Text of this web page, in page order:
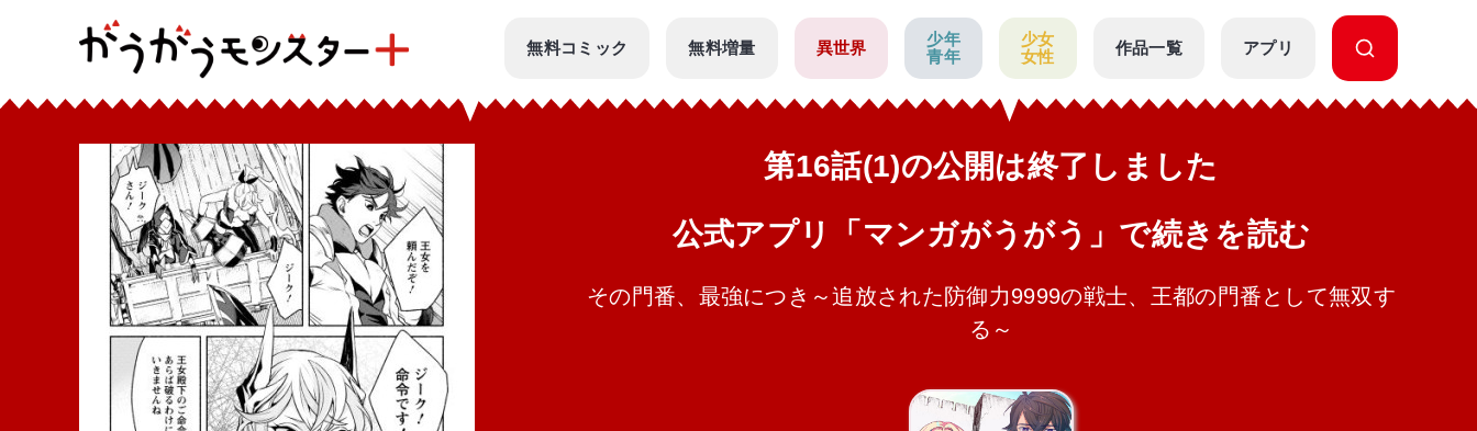
無料コミック 無料増量 異世界
少年
青年
少女
女性
作品一覧 アプリ
第16話(1)の公開は終了しました
公式アプリ「マンガがうがう」で続きを読む
その門番、最強につき～追放された防御力9999の戦士、王都の門番として無双す
る～